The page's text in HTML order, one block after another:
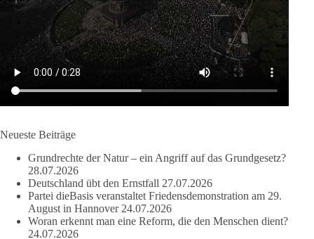
aus der NATO. Ein Gipfel, der mehr nach Rüstungsdeal als
nach Friedenspolitik klingt, wird niemals Sicherheit schaffen,
ob nun in Deutschland oder weltweit.
Quelle: https://www.tagesschau.de/ausland/asien/nato-
erklaerung-ankara-100.html
664 137 66 Auf Facebook ansehen
DieBasis
2 Tage(n) zuvor
Neueste Beiträge
Grundrechte der Natur – ein Angriff auf das Grundgesetz?
28.07.2026
Deutschland übt den Ernstfall 27.07.2026
Partei dieBasis veranstaltet Friedensdemonstration am 29.
August in Hannover 24.07.2026
Woran erkennt man eine Reform, die den Menschen dient?
24.07.2026